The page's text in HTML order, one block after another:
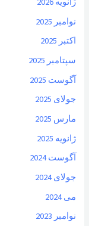
نوامبر 2025
اکتبر 2025
سپتامبر 2025
آگوست 2025
جولای 2025
مارس 2025
ژانویه 2025
آگوست 2024
جولای 2024
می 2024
نوامبر 2023